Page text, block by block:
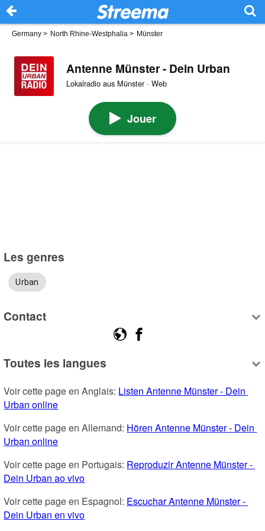
Germany > North Rhine-Westphalia > Münster
Antenne Münster - Dein Urban
Lokalradio aus Münster · Web
Jouer
Les genres
Urban
Contact
Toutes les langues
Voir cette page en Anglais: Listen Antenne Münster - Dein
Urban online
Voir cette page en Allemand: Hören Antenne Münster - Dein
Urban online
Voir cette page en Portugais: Reproduzir Antenne Münster -
Dein Urban ao vivo
Voir cette page en Espagnol: Escuchar Antenne Münster -
Dein Urban en vivo